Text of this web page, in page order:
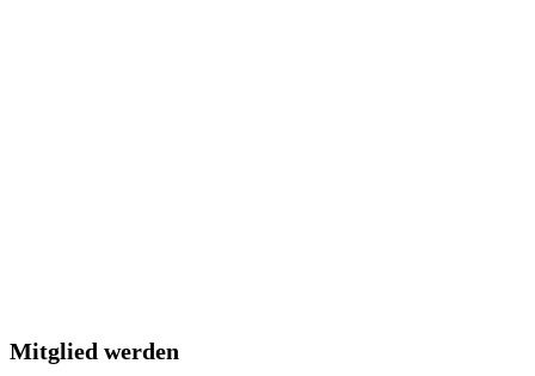
Mitglied werden